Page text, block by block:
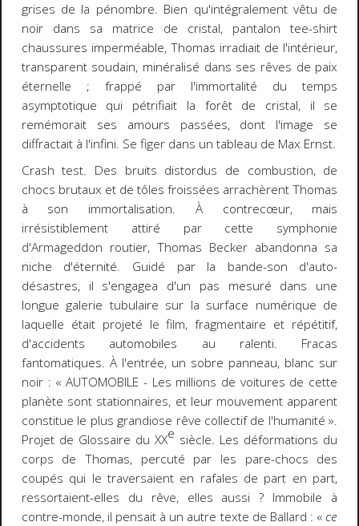
grises de la pénombre. Bien qu'intégralement vêtu de
noir dans sa matrice de cristal, pantalon tee-shirt
chaussures imperméable, Thomas irradiait de l'intérieur,
transparent soudain, minéralisé dans ses rêves de paix
éternelle ; frappé par l'immortalité du temps
asymptotique qui pétrifiait la forêt de cristal, il se
remémorait ses amours passées, dont l'image se
diffractait à l'infini. Se figer dans un tableau de Max Ernst.
Crash test. Des bruits distordus de combustion, de
chocs brutaux et de tôles froissées arrachèrent Thomas
à son immortalisation. À contrecœur, mais
irrésistiblement attiré par cette symphonie
d'Armageddon routier, Thomas Becker abandonna sa
niche d'éternité. Guidé par la bande-son d'auto-
désastres, il s'engagea d'un pas mesuré dans une
longue galerie tubulaire sur la surface numérique de
laquelle était projeté le film, fragmentaire et répétitif,
d'accidents automobiles au ralenti. Fracas
fantomatiques. À l'entrée, un sobre panneau, blanc sur
noir : « AUTOMOBILE - Les millions de voitures de cette
planète sont stationnaires, et leur mouvement apparent
constitue le plus grandiose rêve collectif de l'humanité ».
Projet de Glossaire du XXe siècle. Les déformations du
corps de Thomas, percuté par les pare-chocs des
coupés qui le traversaient en rafales de part en part,
ressortaient-elles du rêve, elles aussi ? Immobile à
contre-monde, il pensait à un autre texte de Ballard : «ce